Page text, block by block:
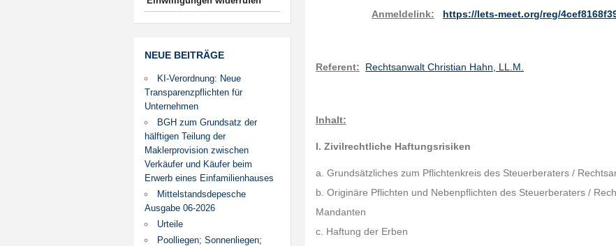
NEUE BEITRÄGE
KI-Verordnung: Neue
Transparenzpflichten für
Unternehmen
BGH zum Grundsatz der
hälftigen Teilung der
Maklerprovision zwischen
Verkäufer und Käufer beim
Erwerb eines Einfamilienhauses
Mittelstandsdepesche
Ausgabe 06-2026
Urteile
Poolliegen; Sonnenliegen;
Anmeldelink: https://lets-meet.org/reg/
Referent: Rechtsanwalt Christian Hahn, LL.M.
Inhalt:
I. Zivilrechtliche Haftungsrisiken
a. Grundsätzliches zum Pflichtenkreis des Steuerberaters /
b. Originäre Pflichten und Nebenpflichten des Steuerberaters /
Mandanten
c. Haftung der Erben